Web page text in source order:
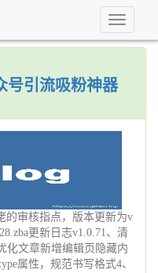
Toggle
号引流吸粉神器
的审核指点，版本更新为v
更新日志v1.0.71、清
化文章新增编辑页隐藏内
属性，规范书写格式4、